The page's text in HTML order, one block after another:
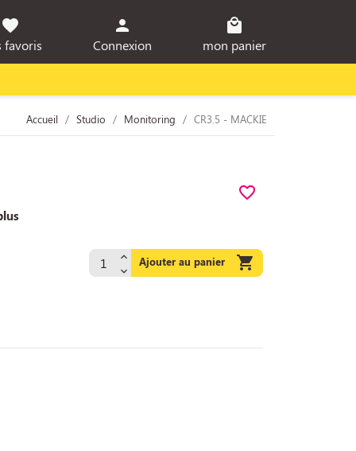
favorite
favoris
person
Connexion
local_mall
mon panier
Accueil Studio Monitoring CR3.5 - MACKIE
favorite_border
Ajouter au panier 